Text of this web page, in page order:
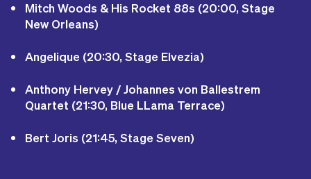
Mitch Woods & His Rocket 88s (20:00, Stage
New Orleans)
Angelique (20:30, Stage Elvezia)
Anthony Hervey / Johannes von Ballestrem
Quartet (21:30, Blue LLama Terrace)
Bert Joris (21:45, Stage Seven)